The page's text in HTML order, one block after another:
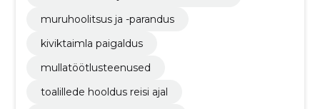
muruhoolitsus ja -parandus
kiviktaimla paigaldus
mullatöötlusteenused
toalillede hooldus reisi ajal